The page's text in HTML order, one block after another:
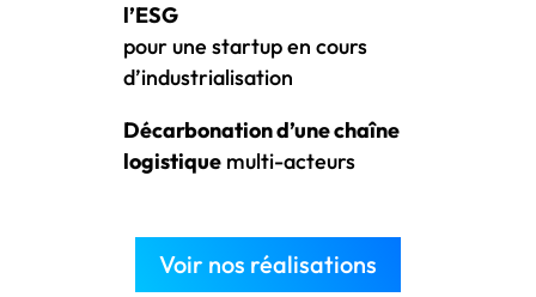
l’ESG
pour une startup en cours
d’industrialisation
Décarbonation d’une chaîne
logistique multi-acteurs
Voir nos réalisations